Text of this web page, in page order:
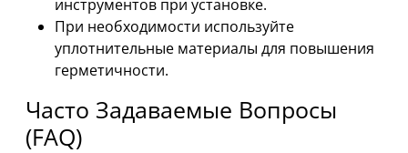
инструментов при установке.
При необходимости используйте
уплотнительные материалы для повышения
герметичности.
Часто Задаваемые Вопросы
(FAQ)